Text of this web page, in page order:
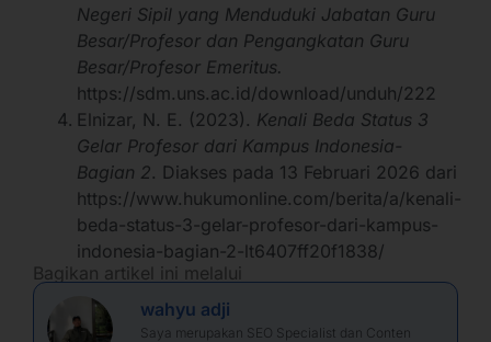
Negeri Sipil yang Menduduki Jabatan Guru
Besar/Profesor dan Pengangkatan Guru
Besar/Profesor Emeritus.
https://sdm.uns.ac.id/download/unduh/222
Elnizar, N. E. (2023). Kenali Beda Status 3
Gelar Profesor dari Kampus Indonesia-
Bagian 2. Diakses pada 13 Februari 2026 dari
https://www.hukumonline.com/berita/a/kenali-
beda-status-3-gelar-profesor-dari-kampus-
indonesia-bagian-2-lt6407ff20f1838/
Bagikan artikel ini melalui
wahyu adji
Saya merupakan SEO Specialist dan Conten